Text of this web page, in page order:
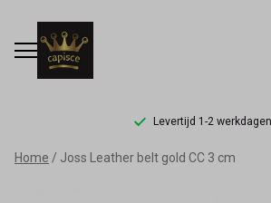
Levertijd 1-2 werkdagen
Joss
Home Joss Leather belt gold CC 3 cm